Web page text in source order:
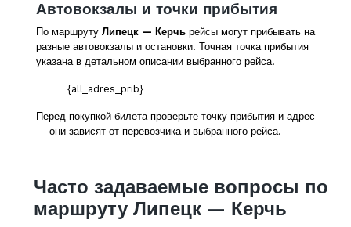
Автовокзалы и точки прибытия
По маршруту Липецк — Керчь рейсы могут прибывать на
разные автовокзалы и остановки. Точная точка прибытия
указана в детальном описании выбранного рейса.
{all_adres_prib}
Перед покупкой билета проверьте точку прибытия и адрес
— они зависят от перевозчика и выбранного рейса.
Часто задаваемые вопросы по
маршруту Липецк — Керчь